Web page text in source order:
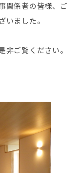
関係者の皆様、ご
いました。
ご覧ください。